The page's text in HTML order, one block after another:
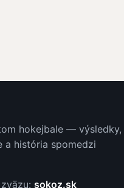
hokejbale — výsledky,
a história spomedzi
sokoz.sk